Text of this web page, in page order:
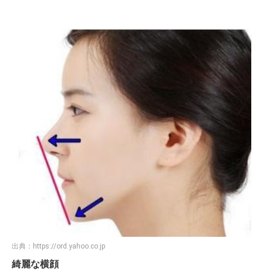
出典： https://ord.yahoo.co.jp
綺麗な横顔